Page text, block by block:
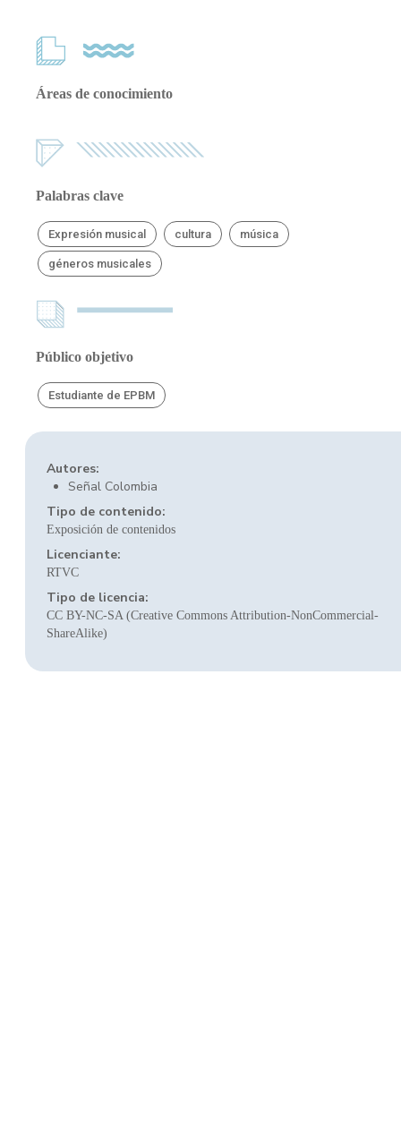
Áreas de conocimiento
Palabras clave
Expresión musical cultura música
géneros musicales
Público objetivo
Estudiante de EPBM
Autores:
Señal Colombia
Tipo de contenido:
Exposición de contenidos
Licenciante:
RTVC
Tipo de licencia:
CC BY-NC-SA (Creative Commons Attribution-NonCommercial-
ShareAlike)